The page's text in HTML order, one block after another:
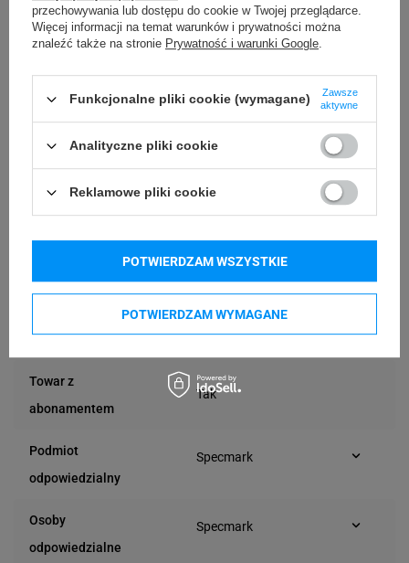
Kolor etykiety Biały
Rodzaj etykiety Uniwersalna
Możliwość
Trudne
uchwytem
Z uchwytem
Gwarancja 24 miesiące
Towar z
abonamentem
Tak
Podmiot
odpowiedzialny
Specmark
e-mail: gspr@ptmb.pl
Osoby
odpowiedzialne
Specmark
przechowywania lub dostępu do cookie w Twojej przeglądarce.
Więcej informacji na temat warunków i prywatności można
znaleźć także na stronie Prywatność i warunki Google.
Funkcjonalne pliki cookie (wymagane)
Zawsze
aktywne
Analityczne pliki cookie
Reklamowe pliki cookie
POTWIERDZAM WYMAGANE
POTWIERDZAM WSZYSTKIE